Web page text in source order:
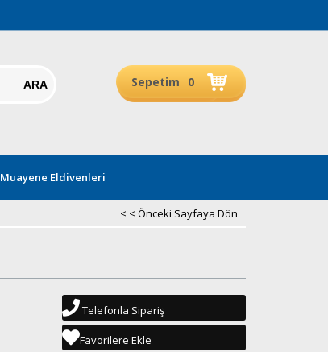
Sepetim 0
Muayene Eldivenleri
< < Önceki Sayfaya Dön
Telefonla Sipariş
Favorilere Ekle